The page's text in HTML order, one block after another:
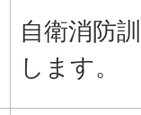
自衛消防
します。